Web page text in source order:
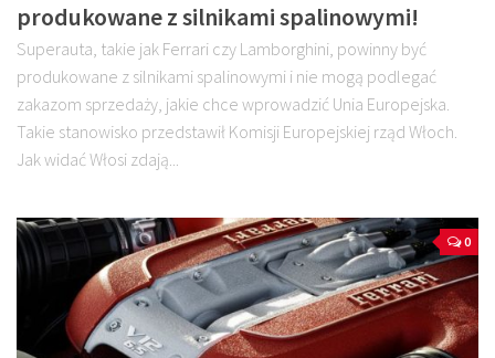
produkowane z silnikami spalinowymi!
Superauta, takie jak Ferrari czy Lamborghini, powinny być
produkowane z silnikami spalinowymi i nie mogą podlegać
zakazom sprzedaży, jakie chce wprowadzić Unia Europejska.
Takie stanowisko przedstawił Komisji Europejskiej rząd Włoch.
Jak widać Włosi zdają...
0